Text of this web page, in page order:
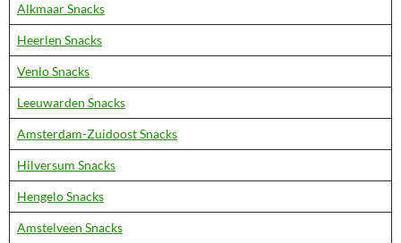
Alkmaar Snacks
Heerlen Snacks
Venlo Snacks
Leeuwarden Snacks
Amsterdam-Zuidoost Snacks
Hilversum Snacks
Hengelo Snacks
Amstelveen Snacks